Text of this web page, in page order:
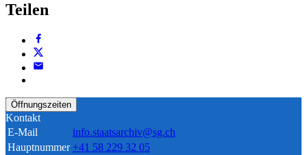
Teilen
Öffnungszeiten
Kontakt
E-Mail
info.staatsarchiv@sg.ch
Hauptnummer +41 58 229 32 05